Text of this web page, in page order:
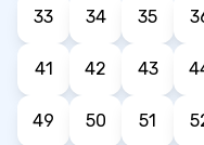
33 34 35
41 42 43
49 50 51